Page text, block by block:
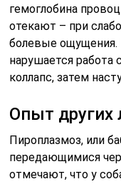
гемоглобина
отекают – при
болевые ощущения.
нарушается работа
коллапс, затем
Опыт других
Пироплазмоз, или
передающимися
отмечают, что у